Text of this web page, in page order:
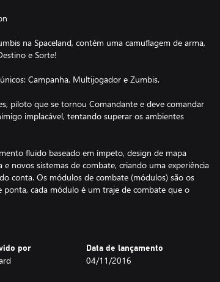
na Spaceland, contém uma camuflagem de arma,
e Sorte!
Campanha, Multijogador e Zumbis.
piloto que se tornou Comandante e deve comandar
implacável, tentando superar os ambientes
fluido baseado em ímpeto, design de mapa
novos sistemas de combate, criando uma experiência
conta. Os módulos de combate (módulos) são os
ponta, cada módulo é um traje de combate que o
cartões de visita, camuflagens, emblemas e
diversões dos anos 80, repleto de atrações, com
hora, e ainda em funcionamento. Divirta-se com
por Data de lançamento
04/11/2016